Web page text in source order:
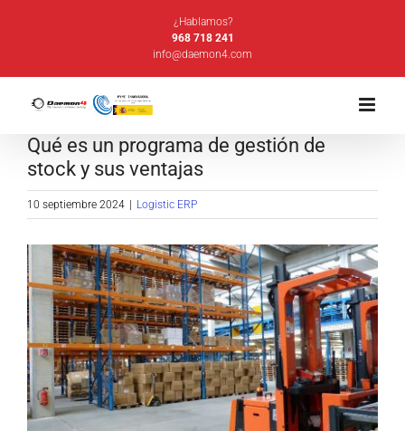
¿Hablamos?
968 718 241
info@daemon4.com
Qué es un programa de gestión de
stock y sus ventajas
10 septiembre 2024 Logistic ERP
Ver
imagen
más
grande